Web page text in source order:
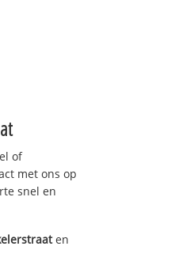
of
met ons op
snel en
en